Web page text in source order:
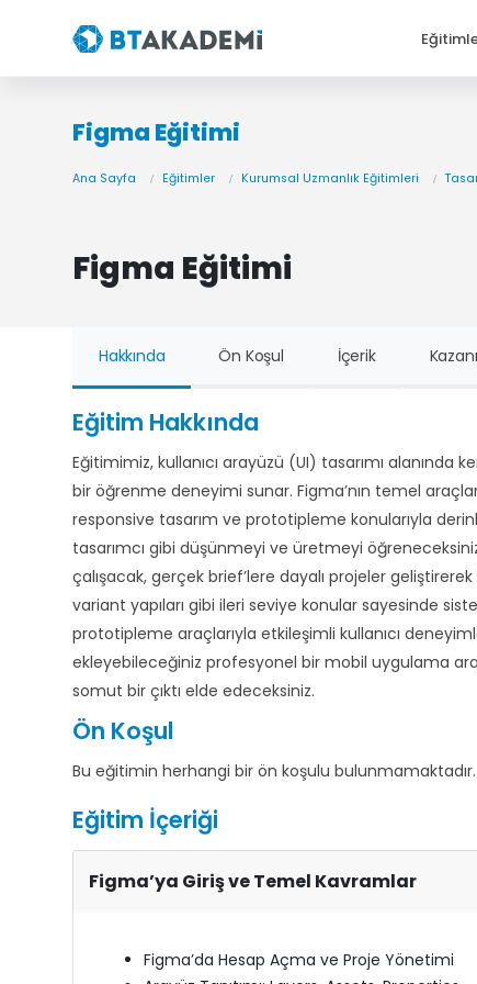
Figma Eğitimi
Ana Sayfa Eğitimler Kurumsal Uzmanlık Eğitimleri
Figma Eğitimi
Hakkında Ön Koşul İçerik
Eğitim Hakkında
Eğitimimiz, kullanıcı arayüzü (UI) tasarımı
bir öğrenme deneyimi sunar. Figma’nın temel
responsive tasarım ve prototipleme konularıyla
tasarımcı gibi düşünmeyi ve üretmeyi
çalışacak, gerçek brief’lere dayalı projeler
variant yapıları gibi ileri seviye konular sayesinde
prototipleme araçlarıyla etkileşimli kullanıcı
ekleyebileceğiniz profesyonel bir mobil uygulama
somut bir çıktı elde edeceksiniz.
Ön Koşul
Bu eğitimin herhangi bir ön koşulu bulunmamaktadır.
Eğitim İçeriği
Figma’ya Giriş ve Temel Kavramlar
Figma’da Hesap Açma ve Proje Yönetimi